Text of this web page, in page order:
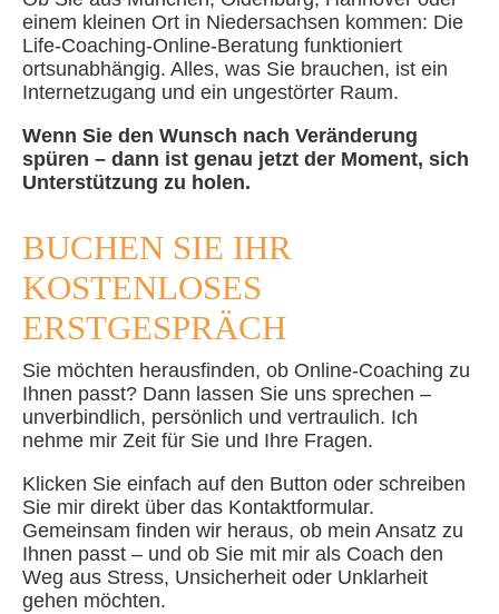
einem kleinen Ort in Niedersachsen kommen: Die
Life-Coaching-Online-Beratung funktioniert
ortsunabhängig. Alles, was Sie brauchen, ist ein
Internetzugang und ein ungestörter Raum.
Wenn Sie den Wunsch nach Veränderung
spüren – dann ist genau jetzt der Moment, sich
Unterstützung zu holen.
BUCHEN SIE IHR
KOSTENLOSES
ERSTGESPRÄCH
Sie möchten herausfinden, ob Online-Coaching zu
Ihnen passt? Dann lassen Sie uns sprechen –
unverbindlich, persönlich und vertraulich. Ich
nehme mir Zeit für Sie und Ihre Fragen.
Klicken Sie einfach auf den Button oder schreiben
Sie mir direkt über das Kontaktformular.
Gemeinsam finden wir heraus, ob mein Ansatz zu
Ihnen passt – und ob Sie mit mir als Coach den
Weg aus Stress, Unsicherheit oder Unklarheit
gehen möchten.